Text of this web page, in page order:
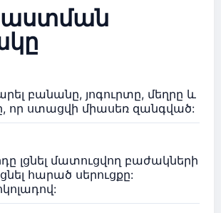
բանանը, յոգուրտը, մեղրը և
որ ստացվի միասեռ զանգված:
լցնել մատուցվող բաժակների
հարած սերուցքը: